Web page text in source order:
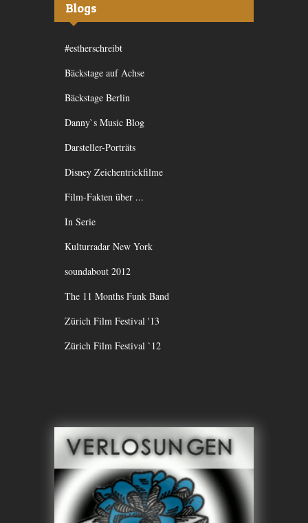
Blogs
#estherschreibt
Bäckstage auf Achse
Bäckstage Berlin
Danny`s Music Blog
Darsteller-Porträts
Disney Zeichentrickfilme
Film-Fakten über ...
In Serie
Kulturradar New York
soundabout 2012
The 11 Months Funk Band
Zürich Film Festival '13
Zürich Film Festival `12